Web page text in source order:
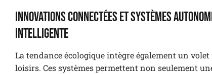
Innovations connectées et systèmes
intelligente
La tendance écologique intègre également un
loisirs. Ces systèmes permettent non seulement